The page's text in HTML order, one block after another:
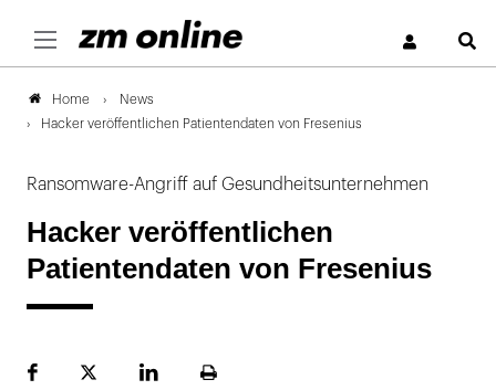
Home
News
Hacker veröffentlichen Patientendaten von Fresenius
Ransomware-Angriff auf Gesundheitsunternehmen
Hacker veröffentlichen
Patientendaten von Fresenius
FacebookPlattformLinekdInSeite